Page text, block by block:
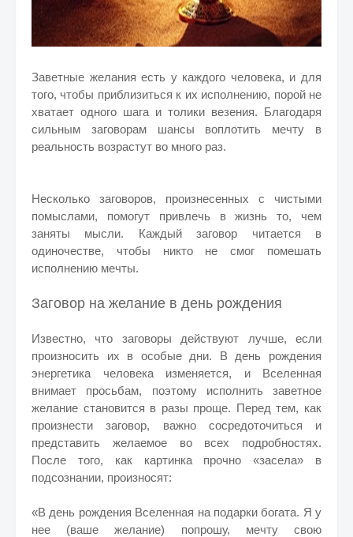
Заветные желания есть у каждого человека, и для
того, чтобы приблизиться к их исполнению, порой не
хватает одного шага и толики везения. Благодаря
сильным заговорам шансы воплотить мечту в
реальность возрастут во много раз.
Несколько заговоров, произнесенных с чистыми
помыслами, помогут привлечь в жизнь то, чем
заняты мысли. Каждый заговор читается в
одиночестве, чтобы никто не смог помешать
исполнению мечты.
Заговор на желание в день рождения
Известно, что заговоры действуют лучше, если
произносить их в особые дни. В день рождения
энергетика человека изменяется, и Вселенная
внимает просьбам, поэтому исполнить заветное
желание становится в разы проще. Перед тем, как
произнести заговор, важно сосредоточиться и
представить желаемое во всех подробностях.
После того, как картинка прочно «засела» в
подсознании, произносят:
«В день рождения Вселенная на подарки богата. Я у
нее (ваше желание) попрошу, мечту свою